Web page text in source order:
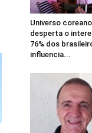
Universo coreano
desperta o
76% dos
influencia...